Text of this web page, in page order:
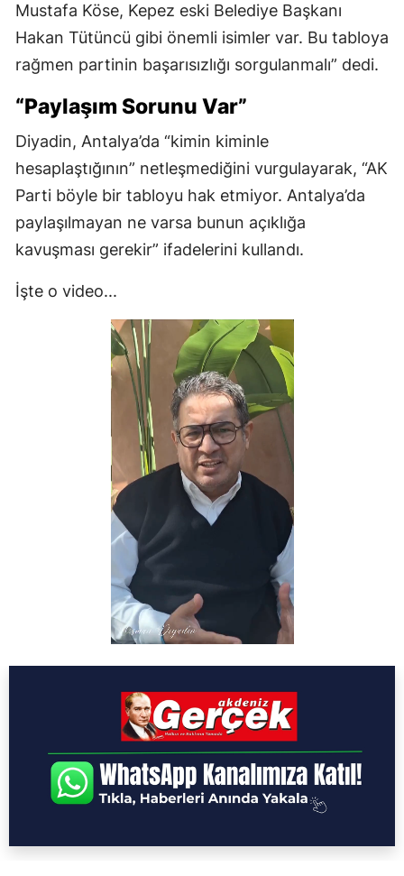
Mustafa Köse, Kepez eski Belediye Başkanı
Hakan Tütüncü gibi önemli isimler var. Bu tabloya
rağmen partinin başarısızlığı sorgulanmalı” dedi.
“Paylaşım Sorunu Var”
Diyadin, Antalya’da “kimin kiminle
hesaplaştığının” netleşmediğini vurgulayarak, “AK
Parti böyle bir tabloyu hak etmiyor. Antalya’da
paylaşılmayan ne varsa bunun açıklığa
kavuşması gerekir” ifadelerini kullandı.
İşte o video...